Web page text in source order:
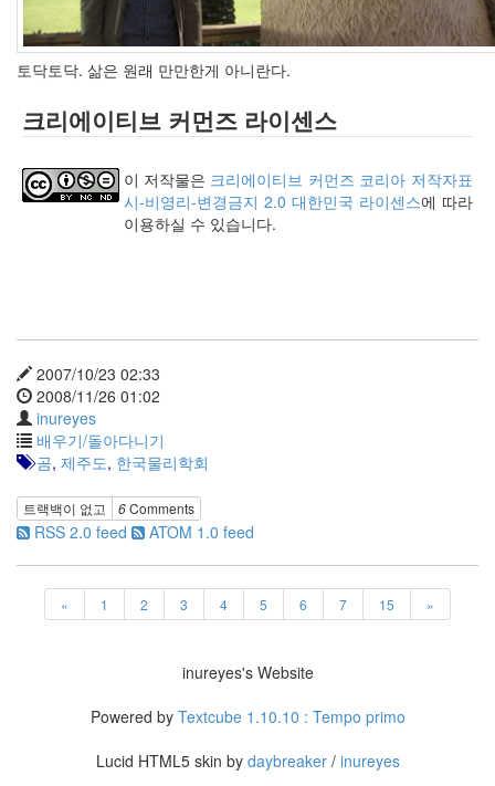
토닥토닥. 삶은 원래 만만한게 아니란다.
크리에이티브 커먼즈 라이센스
이 저작물은 크리에이티브 커먼즈 코리아 저작자표
시-비영리-변경금지 2.0 대한민국 라이센스에 따라
이용하실 수 있습니다.
2007/10/23 02:33
2008/11/26 01:02
inureyes
배우기/돌아다니기
곰, 제주도, 한국물리학회
트랙백이 없고 6Comments
RSS 2.0 feed ATOM 1.0 feed
« 1 2 3 4 5 6 7 15 »
바
일
부
효
몇
가
지
계
clear
디
어
계,
변
화,
슬
로
우
뉴
스
술,
inureyes's Website
Powered by Textcube 1.10.10 : Tempo primo
Lucid HTML5 skin by daybreaker/ inureyes